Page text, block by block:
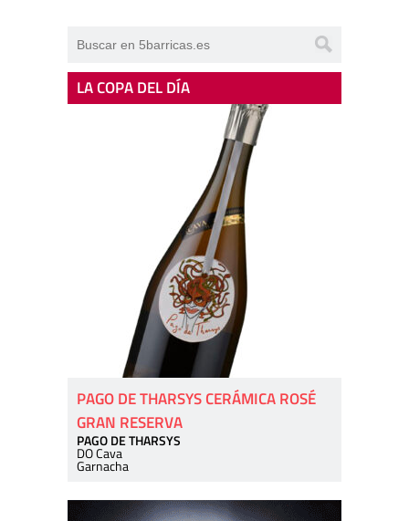
LA COPA DEL DÍA
PAGO DE THARSYS CERÁMICA ROSÉ
GRAN RESERVA
PAGO DE THARSYS
DO Cava
Garnacha